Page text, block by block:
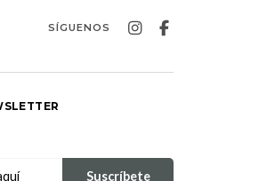
SÍGUENOS